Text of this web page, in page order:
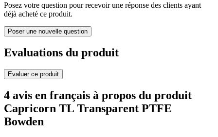
Posez votre question pour recevoir une réponse des clients ayant
déjà acheté ce produit.
Poser une nouvelle question
Evaluations du produit
Evaluer ce produit
4 avis en français à propos du produit
Capricorn TL Transparent PTFE
Bowden